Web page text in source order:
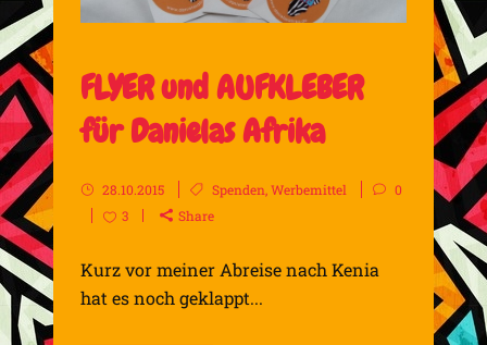
FLYER und AUFKLEBER
für Danielas Afrika
28.10.2015 Spenden,Werbemittel
0
3
Share
Kurz vor meiner Abreise nach Kenia
hat es noch geklappt...